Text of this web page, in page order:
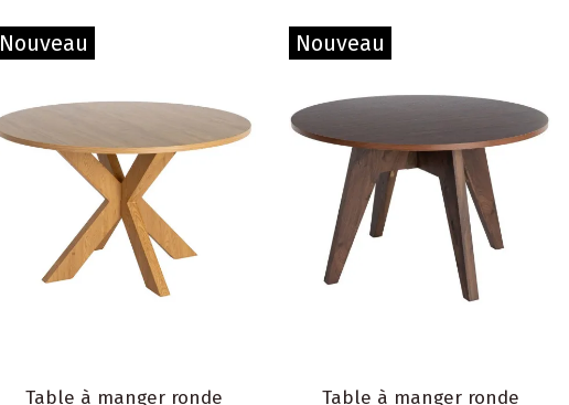
Nouveau
Table à manger ronde
Nouveau
Table à manger ronde